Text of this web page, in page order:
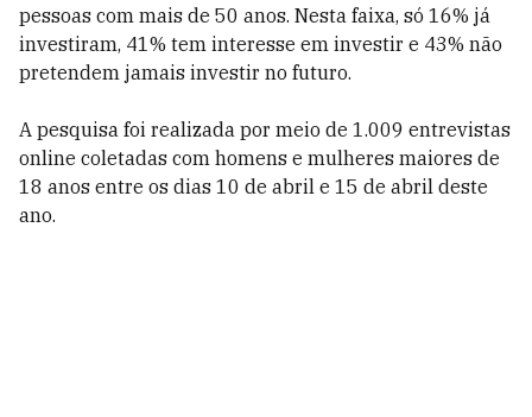
pessoas com mais de 50 anos. Nesta faixa, só 16% já
investiram, 41% tem interesse em investir e 43% não
pretendem jamais investir no futuro.
A pesquisa foi realizada por meio de 1.009 entrevistas
online coletadas com homens e mulheres maiores de
18 anos entre os dias 10 de abril e 15 de abril deste
ano.